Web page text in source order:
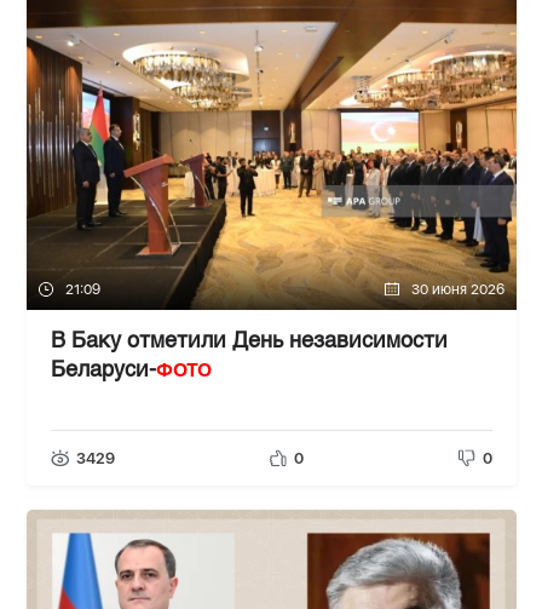
21:09 30 июня 2026
В Баку отметили День независимости
Беларуси-ФОТО
3429 0 0